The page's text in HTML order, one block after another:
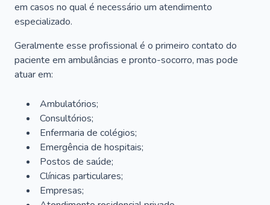
em casos no qual é necessário um atendimento
especializado.
Geralmente esse profissional é o primeiro contato do
paciente em ambulâncias e pronto-socorro, mas pode
atuar em:
Ambulatórios;
Consultórios;
Enfermaria de colégios;
Emergência de hospitais;
Postos de saúde;
Clínicas particulares;
Empresas;